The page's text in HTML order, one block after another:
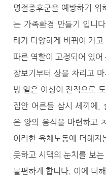
명절증후군을 예방하기
는 가족환경 만들기 입니
태가 다양하게 바뀌어 가
따른 역할이 고정되어 있
장보기부터 상을 차리고
방 일은 여성이 전적으로
집안 어른들 삼시 세끼에,
은 양의 음식을 마련하고
이러한 육체노동에 더해지
못하고 시댁의 눈치를 보
불편하게 합니다. 이에 더